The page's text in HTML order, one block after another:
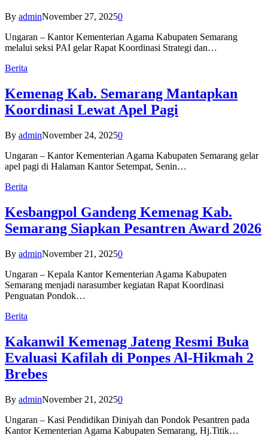
By adminNovember 27, 20250
Ungaran – Kantor Kementerian Agama Kabupaten Semarang
melalui seksi PAI gelar Rapat Koordinasi Strategi dan…
Berita
Kemenag Kab. Semarang Mantapkan
Koordinasi Lewat Apel Pagi
By adminNovember 24, 20250
Ungaran – Kantor Kementerian Agama Kabupaten Semarang gelar
apel pagi di Halaman Kantor Setempat, Senin…
Berita
Kesbangpol Gandeng Kemenag Kab.
Semarang Siapkan Pesantren Award 2026
By adminNovember 21, 20250
Ungaran – Kepala Kantor Kementerian Agama Kabupaten
Semarang menjadi narasumber kegiatan Rapat Koordinasi
Penguatan Pondok…
Berita
Kakanwil Kemenag Jateng Resmi Buka
Evaluasi Kafilah di Ponpes Al-Hikmah 2
Brebes
By adminNovember 21, 20250
Ungaran – Kasi Pendidikan Diniyah dan Pondok Pesantren pada
Kantor Kementerian Agama Kabupaten Semarang, Hj.Titik…